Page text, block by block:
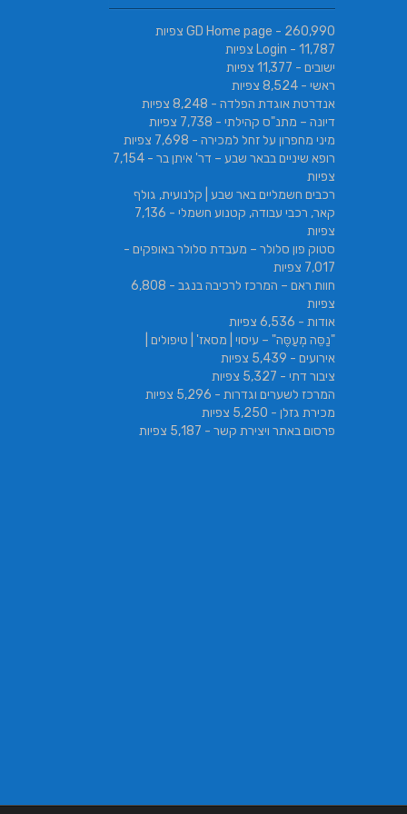
GD Home page - 260,990 צפיות
Login - 11,787 צפיות
ישובים - 11,377 צפיות
ראשי - 8,524 צפיות
אנדרטת אוגדת הפלדה - 8,248 צפיות
דיונה – מתנ"ס קהילתי - 7,738 צפיות
מיני מחפרון על זחל למכירה - 7,698 צפיות
רופא שיניים בבאר שבע – דר' איתן בר
- 7,154
צפיות
רכבים חשמליים באר שבע | קלנועית, גולף
קאר, רכבי עבודה, קטנוע חשמלי
- 7,136
צפיות
סטוק פון סלולר – מעבדת סלולר באופקים -
7,017 צפיות
חוות ראם – המרכז לרכיבה בנגב
- 6,808
צפיות
אודות - 6,536 צפיות
"נַסֵּה מְעַסֶּה" – עיסוי | מסאז' | טיפולים |
אירועים - 5,439 צפיות
ציבור דתי - 5,327 צפיות
המרכז לשערים וגדרות - 5,296 צפיות
מכירת גזלן - 5,250 צפיות
פרסום באתר ויצירת קשר - 5,187 צפיות